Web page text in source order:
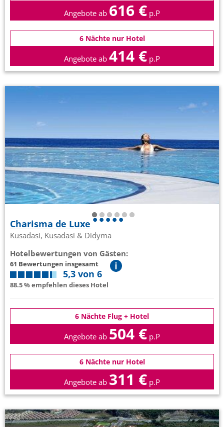
Angebote ab 616 € p.P
6 Nächte nur Hotel
Angebote ab 414 € p.P
Charisma de Luxe
Kusadasi, Kusadasi & Didyma
Hotelbewertungen von Gästen:
61 Bewertungen insgesamt
5,3 von 6
88.5 % empfehlen dieses Hotel
6 Nächte Flug + Hotel
Angebote ab 504 € p.P
6 Nächte nur Hotel
Angebote ab 311 € p.P